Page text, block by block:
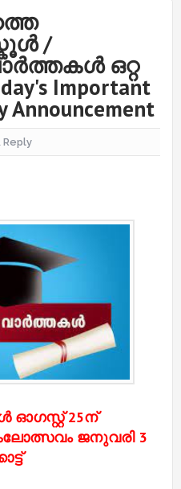
/
ഒറ്റ
Important
Announcement
Reply
25ന്
ജനുവരി 3